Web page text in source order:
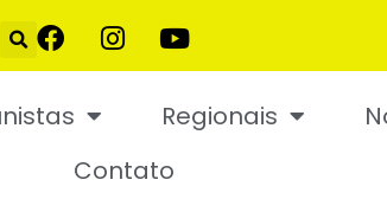
Regionais
Contato